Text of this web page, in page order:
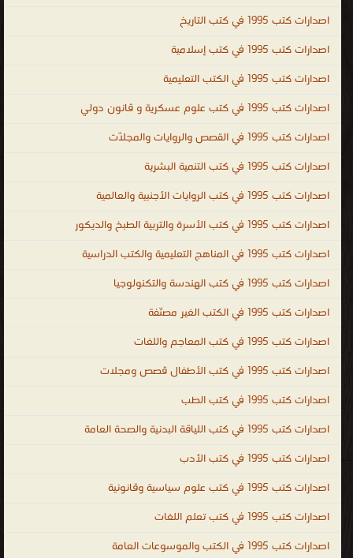
PDF ، المكتبة القانونية الشاملة PDF ، تحميل كتب العلوم السياسية
legal sciences ، law books PDF ، law books online ، law books for
criminal law books ، law books for sale ، free law books ، law
سياسية وقانونية
اصدارات كتب 1995 في كتب التاريخ
اصدارات كتب 1995 في كتب إسلامية
اصدارات كتب 1995 في الكتب التعليمية
اصدارات كتب 1995 في كتب علوم عسكرية و قانون دولي
اصدارات كتب 1995 في القصص والروايات والمجلّات
اصدارات كتب 1995 في كتب التنمية البشرية
اصدارات كتب 1995 في كتب الروايات الأجنبية والعالمية
اصدارات كتب 1995 في كتب الأسرة والتربية الطبخ والديكور
اصدارات كتب 1995 في المناهج التعليمية والكتب الدراسية
اصدارات كتب 1995 في كتب الهندسة والتكنولوجيا
اصدارات كتب 1995 في الكتب الغير مصنّفة
اصدارات كتب 1995 في كتب المعاجم واللغات
اصدارات كتب 1995 في كتب الأطفال قصص ومجلات
اصدارات كتب 1995 في كتب الطب
اصدارات كتب 1995 في كتب اللياقة البدنية والصحة العامة
اصدارات كتب 1995 في كتب الأدب
اصدارات كتب 1995 في كتب علوم سياسية وقانونية
اصدارات كتب 1995 في كتب تعلم اللغات
اصدارات كتب 1995 في الكتب والموسوعات العامة